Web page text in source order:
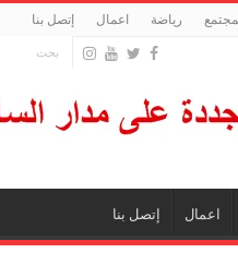
رياضة اعمال إتصل بنا
اعمال إتصل بنا